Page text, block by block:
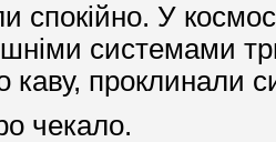
спокійно. У
системами
каву, проклинали
чекало.